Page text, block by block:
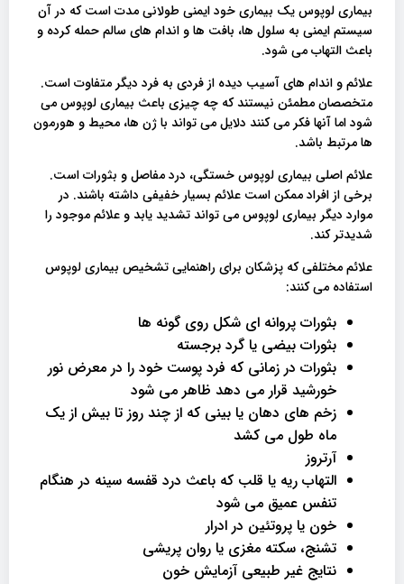
بیماری لوپوس یک بیماری خود ایمنی طولانی مدت است که در آن
سیستم ایمنی به سلول ها، بافت ها و اندام های سالم حمله کرده و
باعث التهاب می شود.
علائم و اندام های آسیب دیده از فردی به فرد دیگر متفاوت است.
متخصصان مطمئن نیستند که چه چیزی باعث بیماری لوپوس می
شود اما آنها فکر می کنند دلایل می تواند با ژن ها، محیط و هورمون
ها مرتبط باشد.
علائم اصلی بیماری لوپوس خستگی، درد مفاصل و بثورات است.
برخی از افراد ممکن است علائم بسیار خفیفی داشته باشند. در
موارد دیگر بیماری لوپوس می تواند تشدید یابد و علائم موجود را
شدیدتر کند.
علائم مختلفی که پزشکان برای راهنمایی تشخیص بیماری لوپوس
استفاده می کنند:
بثورات پروانه ای شکل روی گونه ها
بثورات بیضی یا گرد برجسته
بثورات در زمانی که فرد پوست خود را در معرض نور
خورشید قرار می دهد ظاهر می شود
زخم های دهان یا بینی که از چند روز تا بیش از یک
ماه طول می کشد
آرتروز
التهاب ریه یا قلب که باعث درد قفسه سینه در هنگام
تنفس عمیق می شود
خون یا پروتئین در ادرار
تشنج، سکته مغزی یا روان پریشی
نتایج غیر طبیعی آزمایش خون